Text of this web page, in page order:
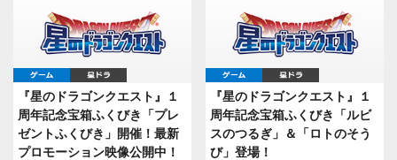
ゲーム
『星のドラゴンクエスト』１
周年記念宝箱ふくびき「プレ
ゼントふくびき」開催！最新
プロモーション映像公開中！
ゲーム
『星のドラゴンクエスト』１
周年記念宝箱ふくびき「ルビ
スのつるぎ」＆「ロトのそう
び」登場！